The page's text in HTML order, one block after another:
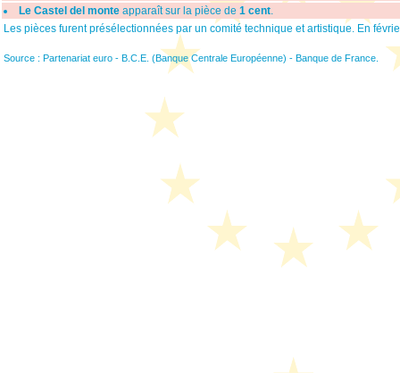
Le Castel del monte apparaît sur la pièce de 1 cent.
Les pièces furent présélectionnées par un comité technique et artistique. En
Source : Partenariat euro - B.C.E. (Banque Centrale Européenne) - Banque de France.